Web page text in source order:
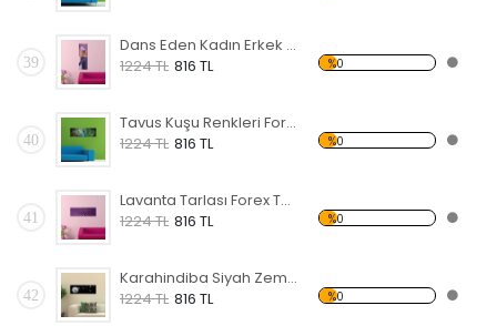
39
Dans Eden Kadın Erkek Forex Tablo
1224 TL 816 TL %0
40
Tavus Kuşu Renkleri Forex Tablo
1224 TL 816 TL %0
41
Lavanta Tarlası Forex Tablo
1224 TL 816 TL %0
42
Karahindiba Siyah Zemin Forex Tablo
1224 TL 816 TL %0